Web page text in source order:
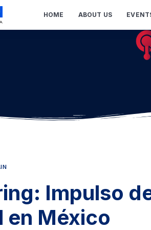
HOME ABOUT US
Impulso
en México